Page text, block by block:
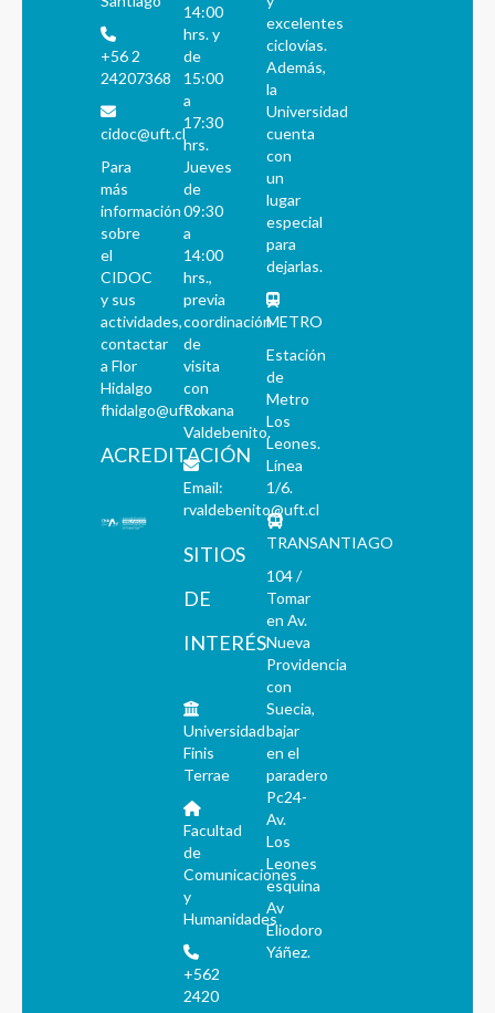
+56 2
24207368
cidoc@uft.cl
Para
más
información
sobre
el
CIDOC
y sus
actividades,
contactar
a Flor
Hidalgo
fhidalgo@uft.cl
ACREDITACIÓN
14:00
hrs. y
de
15:00
a
17:30
hrs.
Jueves
de
09:30
a
14:00
hrs.,
previa
coordinación
de
visita
con
Roxana
Valdebenito.
Email:
rvaldebenito@uft.cl
SITIOS
DE
INTERÉS
Universidad
Finis
Terrae
Facultad
de
Comunicaciones
y
Humanidades
+562
2420
excelentes
ciclovías.
Además,
la
Universidad
cuenta
con
un
lugar
especial
para
dejarlas.
METRO
Estación
de
Metro
Los
Leones.
Línea
1/6.
TRANSANTIAGO
104 /
Tomar
en Av.
Nueva
Providencia
con
Suecia,
bajar
en el
paradero
Pc24-
Av.
Los
Leones
esquina
Av
Eliodoro
Yáñez.